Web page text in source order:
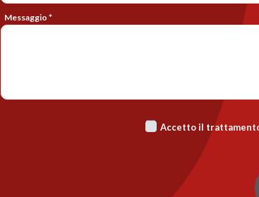
Messaggio *
Accetto il